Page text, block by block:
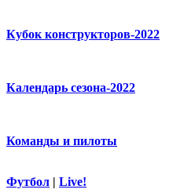
Кубок конструкторов-2022
Календарь сезона-2022
Команды и пилоты
Футбол | Live!